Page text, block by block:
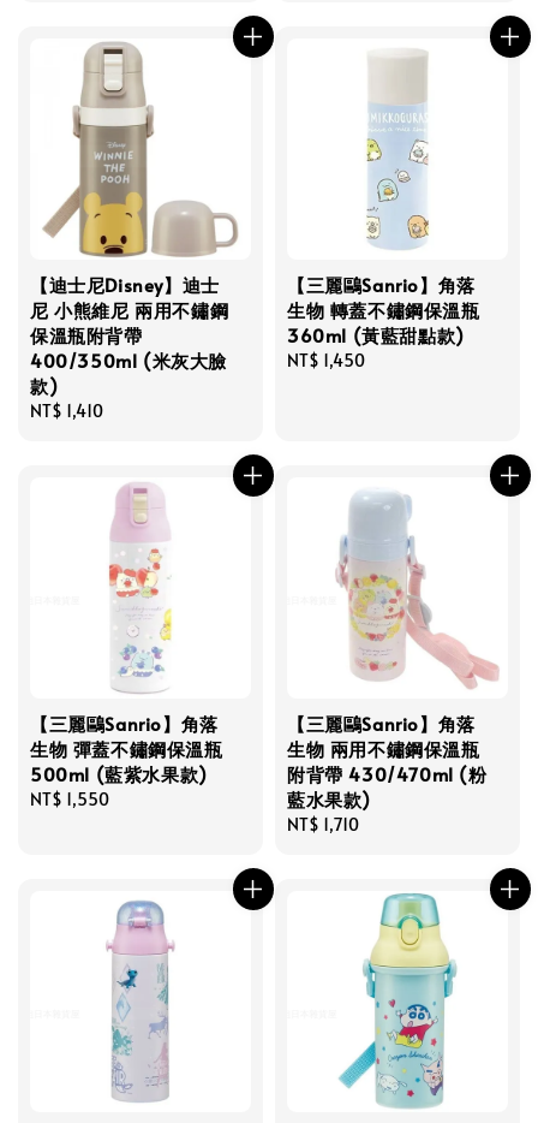
【迪士尼Disney】迪士
尼 小熊維尼 兩用不鏽鋼
保溫瓶附背帶
400/350ml (米灰大臉
款)
Regular
NT$ 1,410
【三麗鷗Sanrio】角落
生物 轉蓋不鏽鋼保溫瓶
360ml (黃藍甜點款)
Regular
NT$ 1,450
【三麗鷗Sanrio】角落
生物 彈蓋不鏽鋼保溫瓶
500ml (藍紫水果款)
Regular
NT$ 1,550
【三麗鷗Sanrio】角落
生物 兩用不鏽鋼保溫瓶
附背帶 430/470ml (粉
藍水果款)
Regular
NT$ 1,710